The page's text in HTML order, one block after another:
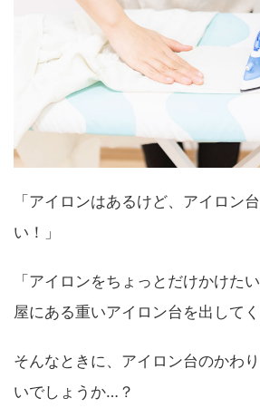
「アイロンはあるけど、アイロン
い！」
「アイロンをちょっとだけかけた
屋にある重いアイロン台を出してく
そんなときに、アイロン台のかわ
いでしょうか…？